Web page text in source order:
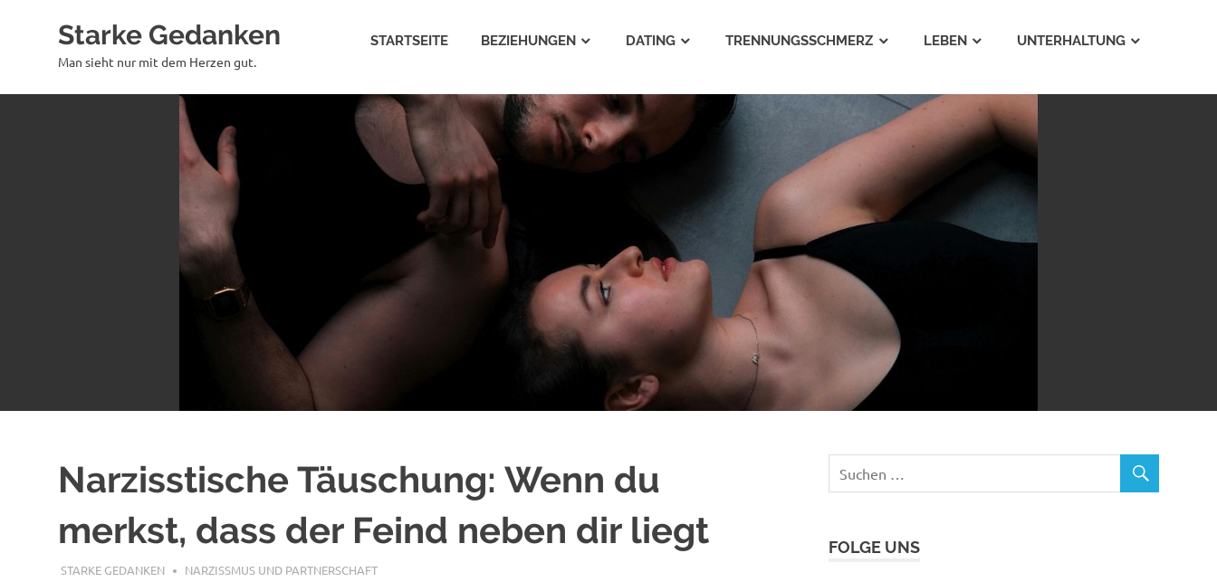
Starke Gedanken
Man sieht nur mit dem Herzen gut.
STARTSEITE BEZIEHUNGEN DATING TRENNUNGSSCHMERZ LEBEN UNTERHALTUNG
Narzisstische Täuschung: Wenn du
merkst, dass der Feind neben dir liegt
DEZEMBER 2, 2025
STARKE GEDANKEN NARZISSMUS UND PARTNERSCHAFT
FOLGE UNS